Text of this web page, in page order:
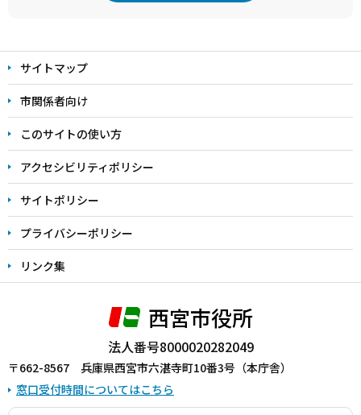
文
こ
こ
ま
で
サイトマップ
市関係者向け
このサイトの使い方
アクセシビリティポリシー
サイトポリシー
プライバシーポリシー
リンク集
西宮市役所
法人番号8000020282049
〒662-8567 兵庫県西宮市六湛寺町10番3号（本庁舎）
窓口受付時間についてはこちら